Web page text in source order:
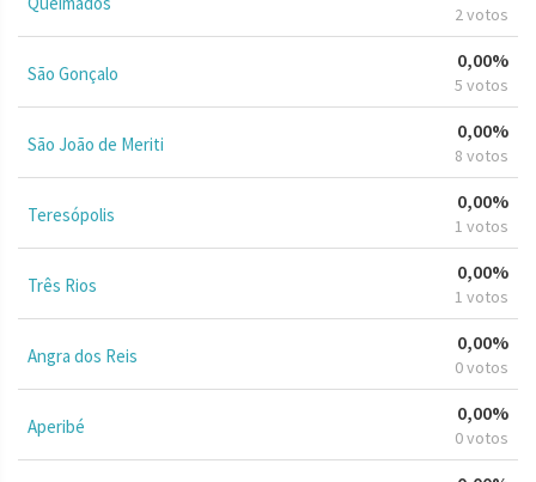
2 votos
São Gonçalo
0,00%
5 votos
São João de Meriti
0,00%
8 votos
Teresópolis
0,00%
1 votos
Três Rios
0,00%
1 votos
Angra dos Reis
0,00%
0 votos
Aperibé
0,00%
0 votos